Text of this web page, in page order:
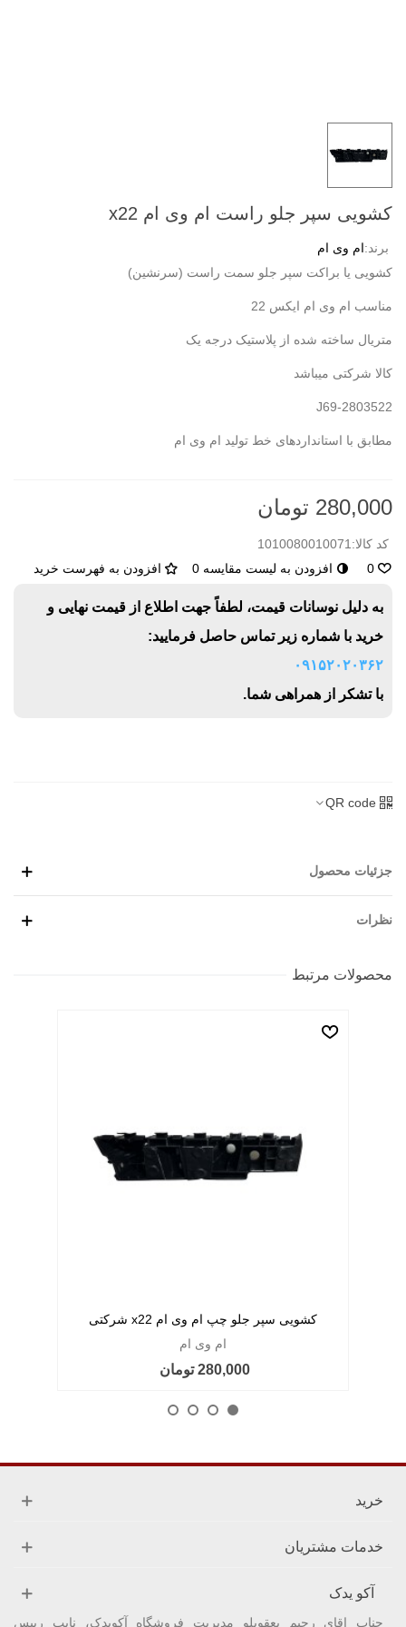
کشویی سپر جلو راست ام وی ام x22
برند:ام وی ام
کشویی یا براکت سپر جلو سمت راست (سرنشین)
مناسب ام وی ام ایکس 22
متریال ساخته شده از پلاستیک درجه یک
کالا شرکتی میباشد
J69-2803522
مطابق با استانداردهای خط تولید ام وی ام
280,000 تومان
کد کالا: 1010080010071
0
افزودن به لیست مقایسه 0 افزودن به فهرست خرید
به دلیل نوسانات قیمت، لطفاً جهت اطلاع از قیمت نهایی و
خرید با شماره زیر تماس حاصل فرمایید:
۰۹۱۵۲۰۲۰۳۶۲
با تشکر از همراهی شما.
QR code
جزئیات محصول
نظرات
محصولات مرتبط
کشویی سپر جلو چپ ام وی ام x22 شرکتی
ام وی ام
280,000 تومان
خرید
خدمات مشتریان
آکو یدک
جناب اقای رحیم یعقوبلو مدیریت فروشگاه آکویدک، نایب رییس